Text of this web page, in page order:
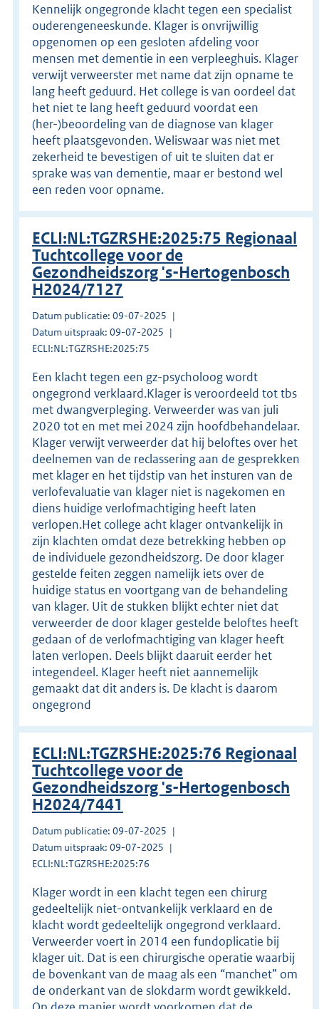
Kennelijk ongegronde klacht tegen een specialist
ouderengeneeskunde. Klager is onvrijwillig
opgenomen op een gesloten afdeling voor
mensen met dementie in een verpleeghuis. Klager
verwijt verweerster met name dat zijn opname te
lang heeft geduurd. Het college is van oordeel dat
het niet te lang heeft geduurd voordat een
(her-)beoordeling van de diagnose van klager
heeft plaatsgevonden. Weliswaar was niet met
zekerheid te bevestigen of uit te sluiten dat er
sprake was van dementie, maar er bestond wel
een reden voor opname.
ECLI:NL:TGZRSHE:2025:75 Regionaal
Tuchtcollege voor de
Gezondheidszorg 's-Hertogenbosch
H2024/7127
Datum publicatie: 09-07-2025
Datum uitspraak: 09-07-2025
ECLI:NL:TGZRSHE:2025:75
Een klacht tegen een gz-psycholoog wordt
ongegrond verklaard.Klager is veroordeeld tot tbs
met dwangverpleging. Verweerder was van juli
2020 tot en met mei 2024 zijn hoofdbehandelaar.
Klager verwijt verweerder dat hij beloftes over het
deelnemen van de reclassering aan de gesprekken
met klager en het tijdstip van het insturen van de
verlofevaluatie van klager niet is nagekomen en
diens huidige verlofmachtiging heeft laten
verlopen.Het college acht klager ontvankelijk in
zijn klachten omdat deze betrekking hebben op
de individuele gezondheidszorg. De door klager
gestelde feiten zeggen namelijk iets over de
huidige status en voortgang van de behandeling
van klager. Uit de stukken blijkt echter niet dat
verweerder de door klager gestelde beloftes heeft
gedaan of de verlofmachtiging van klager heeft
laten verlopen. Deels blijkt daaruit eerder het
integendeel. Klager heeft niet aannemelijk
gemaakt dat dit anders is. De klacht is daarom
ongegrond
ECLI:NL:TGZRSHE:2025:76 Regionaal
Tuchtcollege voor de
Gezondheidszorg 's-Hertogenbosch
H2024/7441
Datum publicatie: 09-07-2025
Datum uitspraak: 09-07-2025
ECLI:NL:TGZRSHE:2025:76
Klager wordt in een klacht tegen een chirurg
gedeeltelijk niet-ontvankelijk verklaard en de
klacht wordt gedeeltelijk ongegrond verklaard.
Verweerder voert in 2014 een fundoplicatie bij
klager uit. Dat is een chirurgische operatie waarbij
de bovenkant van de maag als een “manchet” om
de onderkant van de slokdarm wordt gewikkeld.